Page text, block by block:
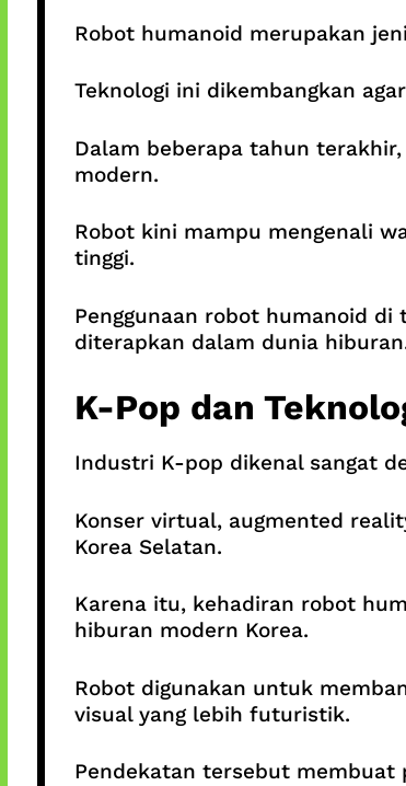
Robot humanoid merupakan
Teknologi ini dikembangkan
Dalam beberapa tahun
modern.
Robot kini mampu mengenali
tinggi.
Penggunaan robot humanoid
diterapkan dalam dunia
K-Pop dan
Industri K-pop dikenal sangat
Konser virtual, augmented
Korea Selatan.
Karena itu, kehadiran robot
hiburan modern Korea.
Robot digunakan untuk
visual yang lebih futuristik.
Pendekatan tersebut